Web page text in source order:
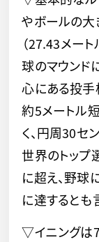
やボールの大
（27.43メー
球のマウンド
心にある投
約5メートル
く、円周30セ
世界のトッ
に超え、野
に達するとも
▽イニングは